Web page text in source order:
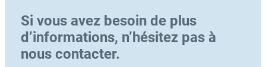
Si vous avez besoin de plus
d’informations, n’hésitez pas à
nous contacter.